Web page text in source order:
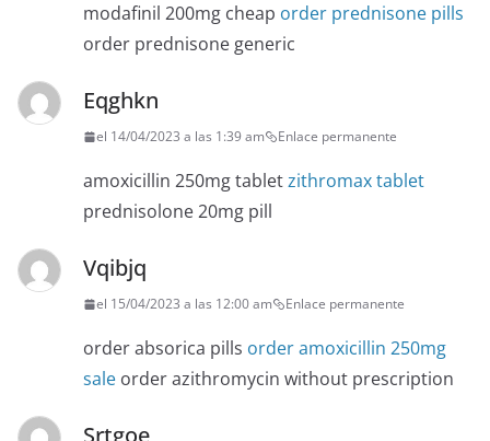
modafinil 200mg cheap order prednisone pills
order prednisone generic
Eqghkn
el 14/04/2023 a las 1:39 am Enlace permanente
amoxicillin 250mg tabletzithromax tablet
prednisolone 20mg pill
Vqibjq
el 15/04/2023 a las 12:00 am Enlace permanente
order absorica pills order amoxicillin 250mg
sale order azithromycin without prescription